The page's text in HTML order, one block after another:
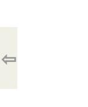
⇦